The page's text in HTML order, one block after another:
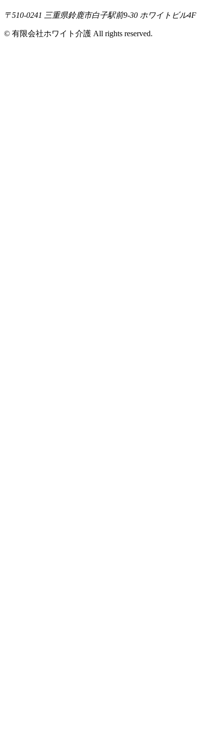
〒510-0241 三重県鈴鹿市白子駅前9-30 ホワイトビル4F
© 有限会社ホワイト介護 All rights reserved.